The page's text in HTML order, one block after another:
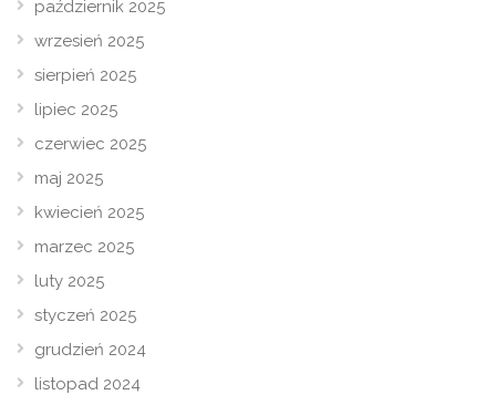
październik 2025
wrzesień 2025
sierpień 2025
lipiec 2025
czerwiec 2025
maj 2025
kwiecień 2025
marzec 2025
luty 2025
styczeń 2025
grudzień 2024
listopad 2024